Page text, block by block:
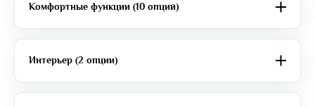
Комфортные функции (10 опций)
Интерьер (2 опции)